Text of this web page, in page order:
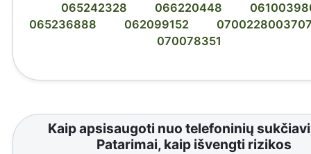
065242328
066220448
065236888
062099152
070078351
Kaip apsisaugoti nuo telefoninių
Patarimai, kaip išvengti rizikos